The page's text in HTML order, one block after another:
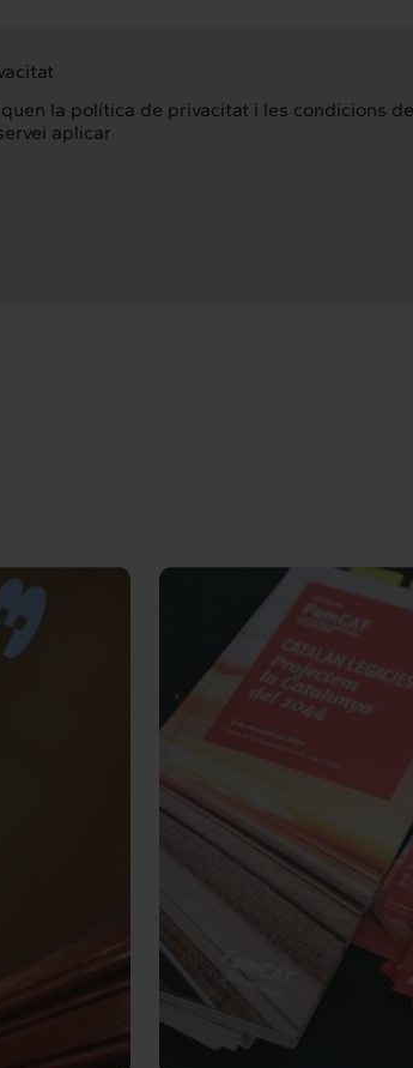
la política de privacitat i les condicions de
aplicar